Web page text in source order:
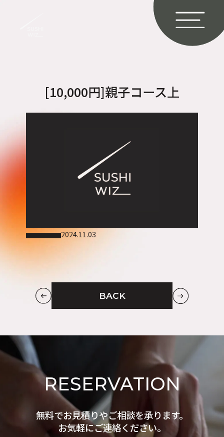
[10,000円]親子コース上
2024.11.03
BACK
RESERVATION
無料でお見積りやご相談を承ります。
お気軽にご連絡ください。